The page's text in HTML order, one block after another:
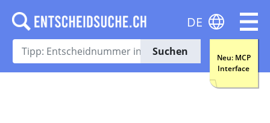
Suchen
Neu: MCP
Interface
DE